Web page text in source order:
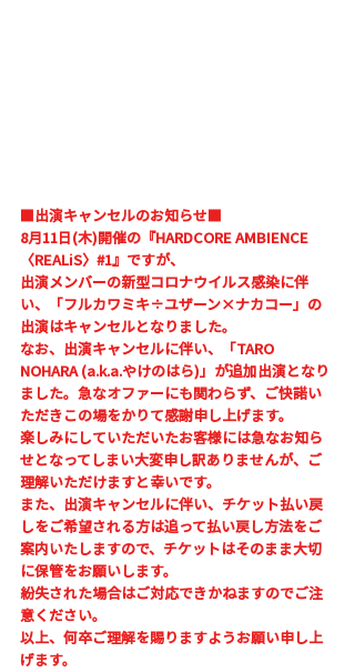
■出演キャンセルのお知らせ■
8月11日(木)開催の『HARDCORE AMBIENCE
〈REALiS〉#1』ですが、
出演メンバーの新型コロナウイルス感染に伴
い、「フルカワミキ÷ユザーン×ナカコー」の
出演はキャンセルとなりました。
なお、出演キャンセルに伴い、「TARO
NOHARA (a.k.a.やけのはら)」が追加出演となり
ました。急なオファーにも関わらず、ご快諾い
ただきこの場をかりて感謝申し上げます。
楽しみにしていただいたお客様には急なお知ら
せとなってしまい大変申し訳ありませんが、ご
理解いただけますと幸いです。
また、出演キャンセルに伴い、チケット払い戻
しをご希望される方は追って払い戻し方法をご
案内いたしますので、チケットはそのまま大切
に保管をお願いします。
紛失された場合はご対応できかねますのでご注
意ください。
以上、何卒ご理解を賜りますようお願い申し上
げます。